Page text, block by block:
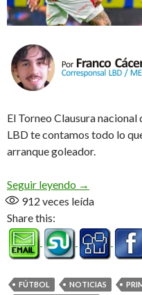
El Torneo Clausura
LBD te contamos todo lo
arranque goleador.
Seguir leyendo Se fue la
→
912 veces leída
Share this:
FÚTBOL NOTICIAS